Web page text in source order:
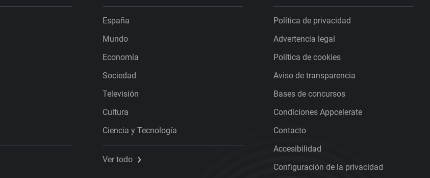
España
Mundo
Economía
Sociedad
Televisión
Cultura
Ciencia y Tecnología
Ver todo
Política de privacidad
Advertencia legal
Política de cookies
Aviso de transparencia
Bases de concursos
Condiciones Appcelerate
Contacto
Accesibilidad
Configuración de la privacidad